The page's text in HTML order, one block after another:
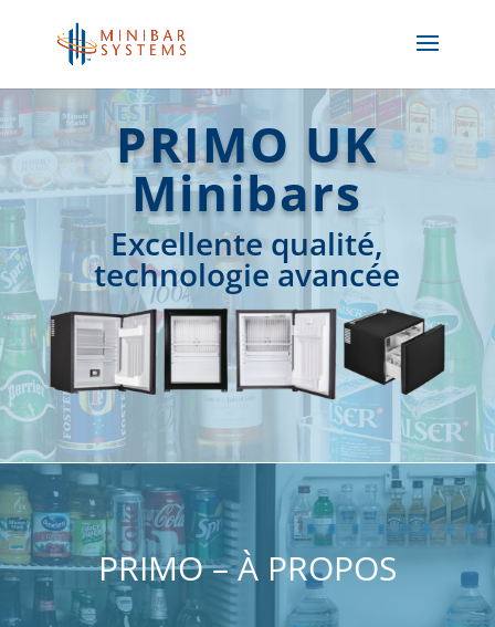
PRIMO UK
Minibars
Excellente qualité,
technologie avancée
PRIMO – À PROPOS